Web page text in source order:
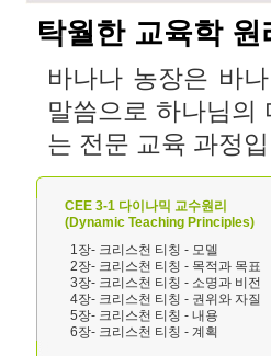
탁월한 교육학
바나나 농장은 바
말씀으로 하나님의
는 전문 교육 과정
CEE 3-1 다이나믹 교수원리
(Dynamic Teaching Principles)
1장- 크리스천 티칭 - 모델
2장- 크리스천 티칭 - 목적과 목표
3장- 크리스천 티칭 - 소명과 비전
4장- 크리스천 티칭 - 권위와 자질
5장- 크리스천 티칭 - 내용
6장- 크리스천 티칭 - 계획